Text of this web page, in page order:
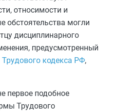
относимости и
обстоятельства могли
дисциплинарного
предусмотренный
Трудового кодекса РФ,
первое подобное
Трудового